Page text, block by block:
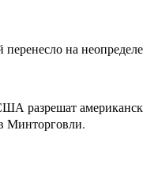
на
Минторговли.